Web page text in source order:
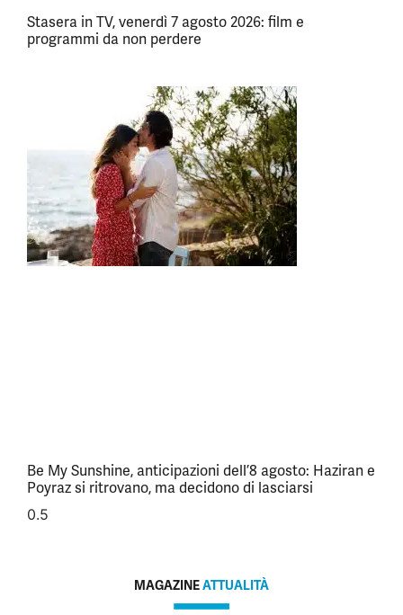
Stasera in TV, venerdì 7 agosto 2026: film e
programmi da non perdere
Be My Sunshine, anticipazioni dell’8 agosto: Haziran e
Poyraz si ritrovano, ma decidono di lasciarsi
MAGAZINEATTUALITÀ